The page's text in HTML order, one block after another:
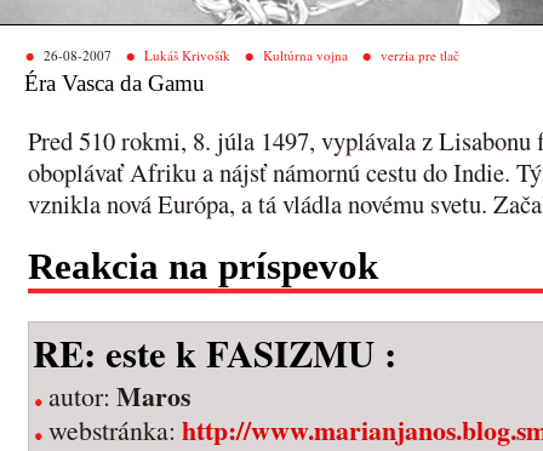
26-08-2007 Lukáš Krivošík Kultúrna vojna verzia pre tlač
Éra Vasca da Gamu
Pred 510 rokmi, 8. júla 1497, vyplávala z
oboplávať Afriku a nájsť námornú cestu do Indie.
vznikla nová Európa, a tá vládla novému svetu.
Reakcia na príspevok
RE: este k FASIZMU :
autor: Maros
webstránka: http://